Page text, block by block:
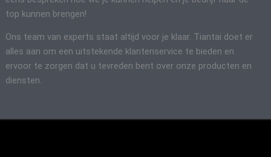
top kunnen brengen!
Ons team van experts staat altijd voor je klaar. Tiantai doet er
alles aan om een uitstekende klantenservice te bieden en
ervoor te zorgen dat u tevreden bent over onze producten en
diensten.